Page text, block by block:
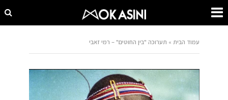
עמוד הבית » תערוכה "בין החוטים" – רמי זאבי